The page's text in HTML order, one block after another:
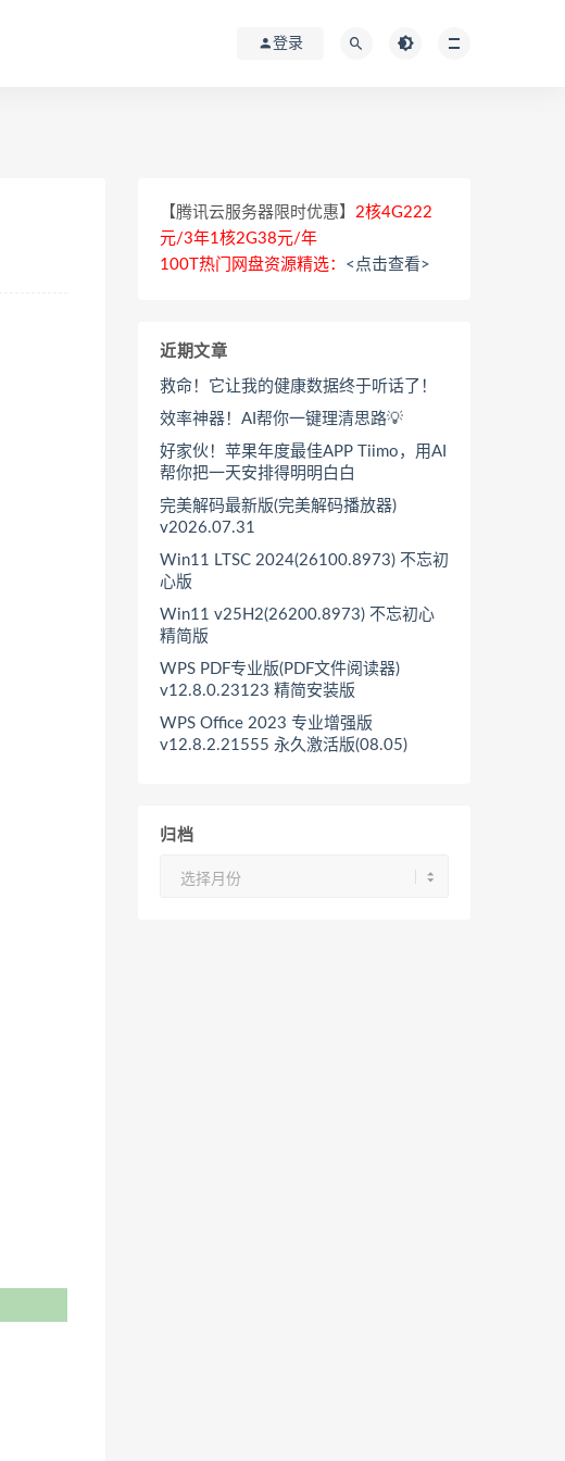
登录
【腾讯云服务器限时优惠】 2核4G222
元/3年1核2G38元/年
100T热门网盘资源精选： <点击查看>
近期文章
救命！它让我的健康数据终于听话了！
效率神器！AI帮你一键理清思路💡
好家伙！苹果年度最佳APP Tiimo，用AI
帮你把一天安排得明明白白
完美解码最新版(完美解码播放器)
v2026.07.31
Win11 LTSC 2024(26100.8973) 不忘初
心版
Win11 v25H2(26200.8973) 不忘初心
精简版
WPS PDF专业版(PDF文件阅读器)
v12.8.0.23123 精简安装版
WPS Office 2023 专业增强版
v12.8.2.21555 永久激活版(08.05)
归档